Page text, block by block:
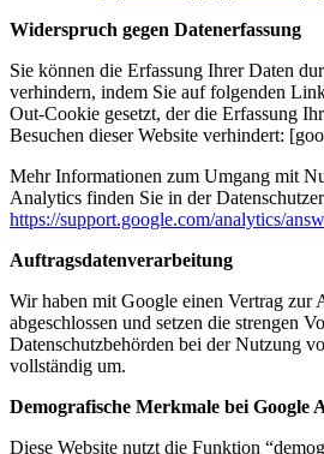
Widerspruch gegen Datenerfassung
Sie können die Erfassung Ihrer Daten
verhindern, indem Sie auf folgenden
Out-Cookie gesetzt, der die Erfassung
Besuchen dieser Website verhindert:
Mehr Informationen zum Umgang mit
Analytics finden Sie in der
https://support.google.com/analytics/
Auftragsdatenverarbeitung
Wir haben mit Google einen Vertrag zur
abgeschlossen und setzen die strengen
Datenschutzbehörden bei der Nutzung
vollständig um.
Demografische Merkmale bei Google
Diese Website nutzt die Funktion